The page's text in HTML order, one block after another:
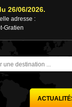
26/06/2026.
adresse :
Gratien